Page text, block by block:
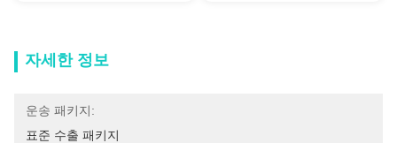
자세한 정보
운송 패키지:
표준 수출 패키지